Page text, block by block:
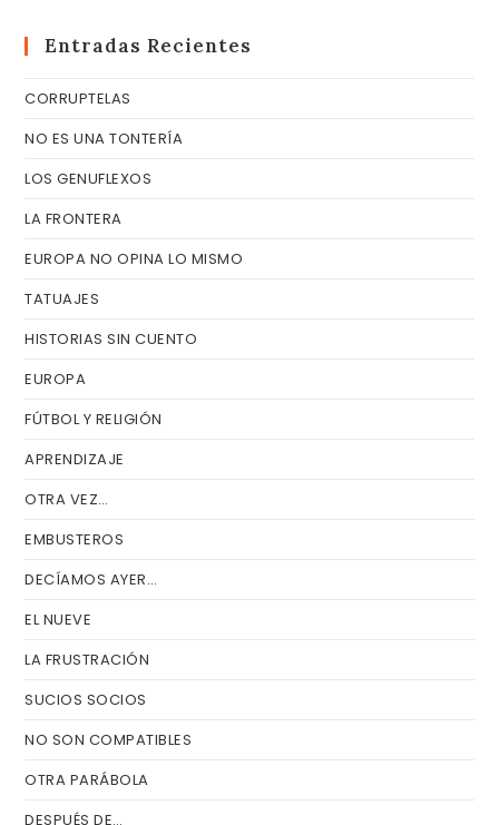
Entradas Recientes
CORRUPTELAS
NO ES UNA TONTERÍA
LOS GENUFLEXOS
LA FRONTERA
EUROPA NO OPINA LO MISMO
TATUAJES
HISTORIAS SIN CUENTO
EUROPA
FÚTBOL Y RELIGIÓN
APRENDIZAJE
OTRA VEZ…
EMBUSTEROS
DECÍAMOS AYER…
EL NUEVE
LA FRUSTRACIÓN
SUCIOS SOCIOS
NO SON COMPATIBLES
OTRA PARÁBOLA
DESPUÉS DE…